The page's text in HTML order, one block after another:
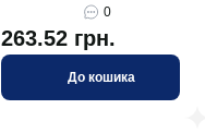
0
263.52 грн.
До кошика